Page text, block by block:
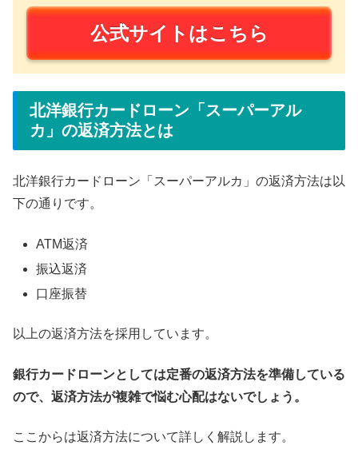
公式サイトはこちら
北洋銀行カードローン「スーパーアル
カ」の返済方法とは
北洋銀行カードローン「スーパーアルカ」の返済方法は以
下の通りです。
ATM返済
振込返済
口座振替
以上の返済方法を採用しています。
銀行カードローンとしては定番の返済方法を準備している
ので、返済方法が複雑で悩む心配はないでしょう。
ここからは返済方法について詳しく解説します。